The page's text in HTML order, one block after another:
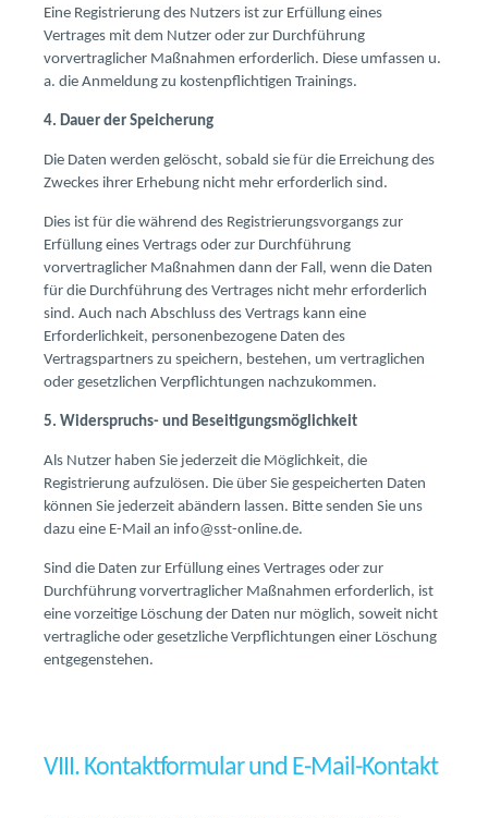
Eine Registrierung des Nutzers ist zur Erfüllung eines
Vertrages mit dem Nutzer oder zur Durchführung
vorvertraglicher Maßnahmen erforderlich. Diese umfassen u.
a. die Anmeldung zu kostenpflichtigen Trainings.
4. Dauer der Speicherung
Die Daten werden gelöscht, sobald sie für die Erreichung des
Zweckes ihrer Erhebung nicht mehr erforderlich sind.
Dies ist für die während des Registrierungsvorgangs zur
Erfüllung eines Vertrags oder zur Durchführung
vorvertraglicher Maßnahmen dann der Fall, wenn die Daten
für die Durchführung des Vertrages nicht mehr erforderlich
sind. Auch nach Abschluss des Vertrags kann eine
Erforderlichkeit, personenbezogene Daten des
Vertragspartners zu speichern, bestehen, um vertraglichen
oder gesetzlichen Verpflichtungen nachzukommen.
5. Widerspruchs- und Beseitigungsmöglichkeit
Als Nutzer haben Sie jederzeit die Möglichkeit, die
Registrierung aufzulösen. Die über Sie gespeicherten Daten
können Sie jederzeit abändern lassen. Bitte senden Sie uns
dazu eine E-Mail an info@sst-online.de.
Sind die Daten zur Erfüllung eines Vertrages oder zur
Durchführung vorvertraglicher Maßnahmen erforderlich, ist
eine vorzeitige Löschung der Daten nur möglich, soweit nicht
vertragliche oder gesetzliche Verpflichtungen einer Löschung
entgegenstehen.
VIII. Kontaktformular und E-Mail-Kontakt